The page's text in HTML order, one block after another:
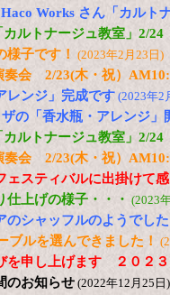
Works さん「カルト
ルトナージュ教室」2/24
様子です！ (2023年2月23日)
奏会 2/23(木・祝）
レンジ」完成です(2023年2
の「香水瓶・アレンジ」
ルトナージュ教室」2/24
奏会 2/23(木・祝）
ェスティバルに出掛けて
仕上げの様子・・・ (2023
のシャッフルのようでし
ルを選んできました！
を申し上げます ２０２３
のお知らせ (2022年12月25日)